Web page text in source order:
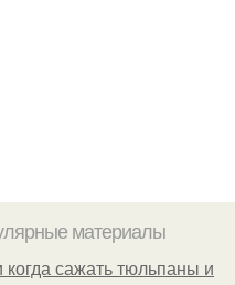
материалы
когда сажать тюльпаны и